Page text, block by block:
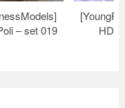
– set 019
HD